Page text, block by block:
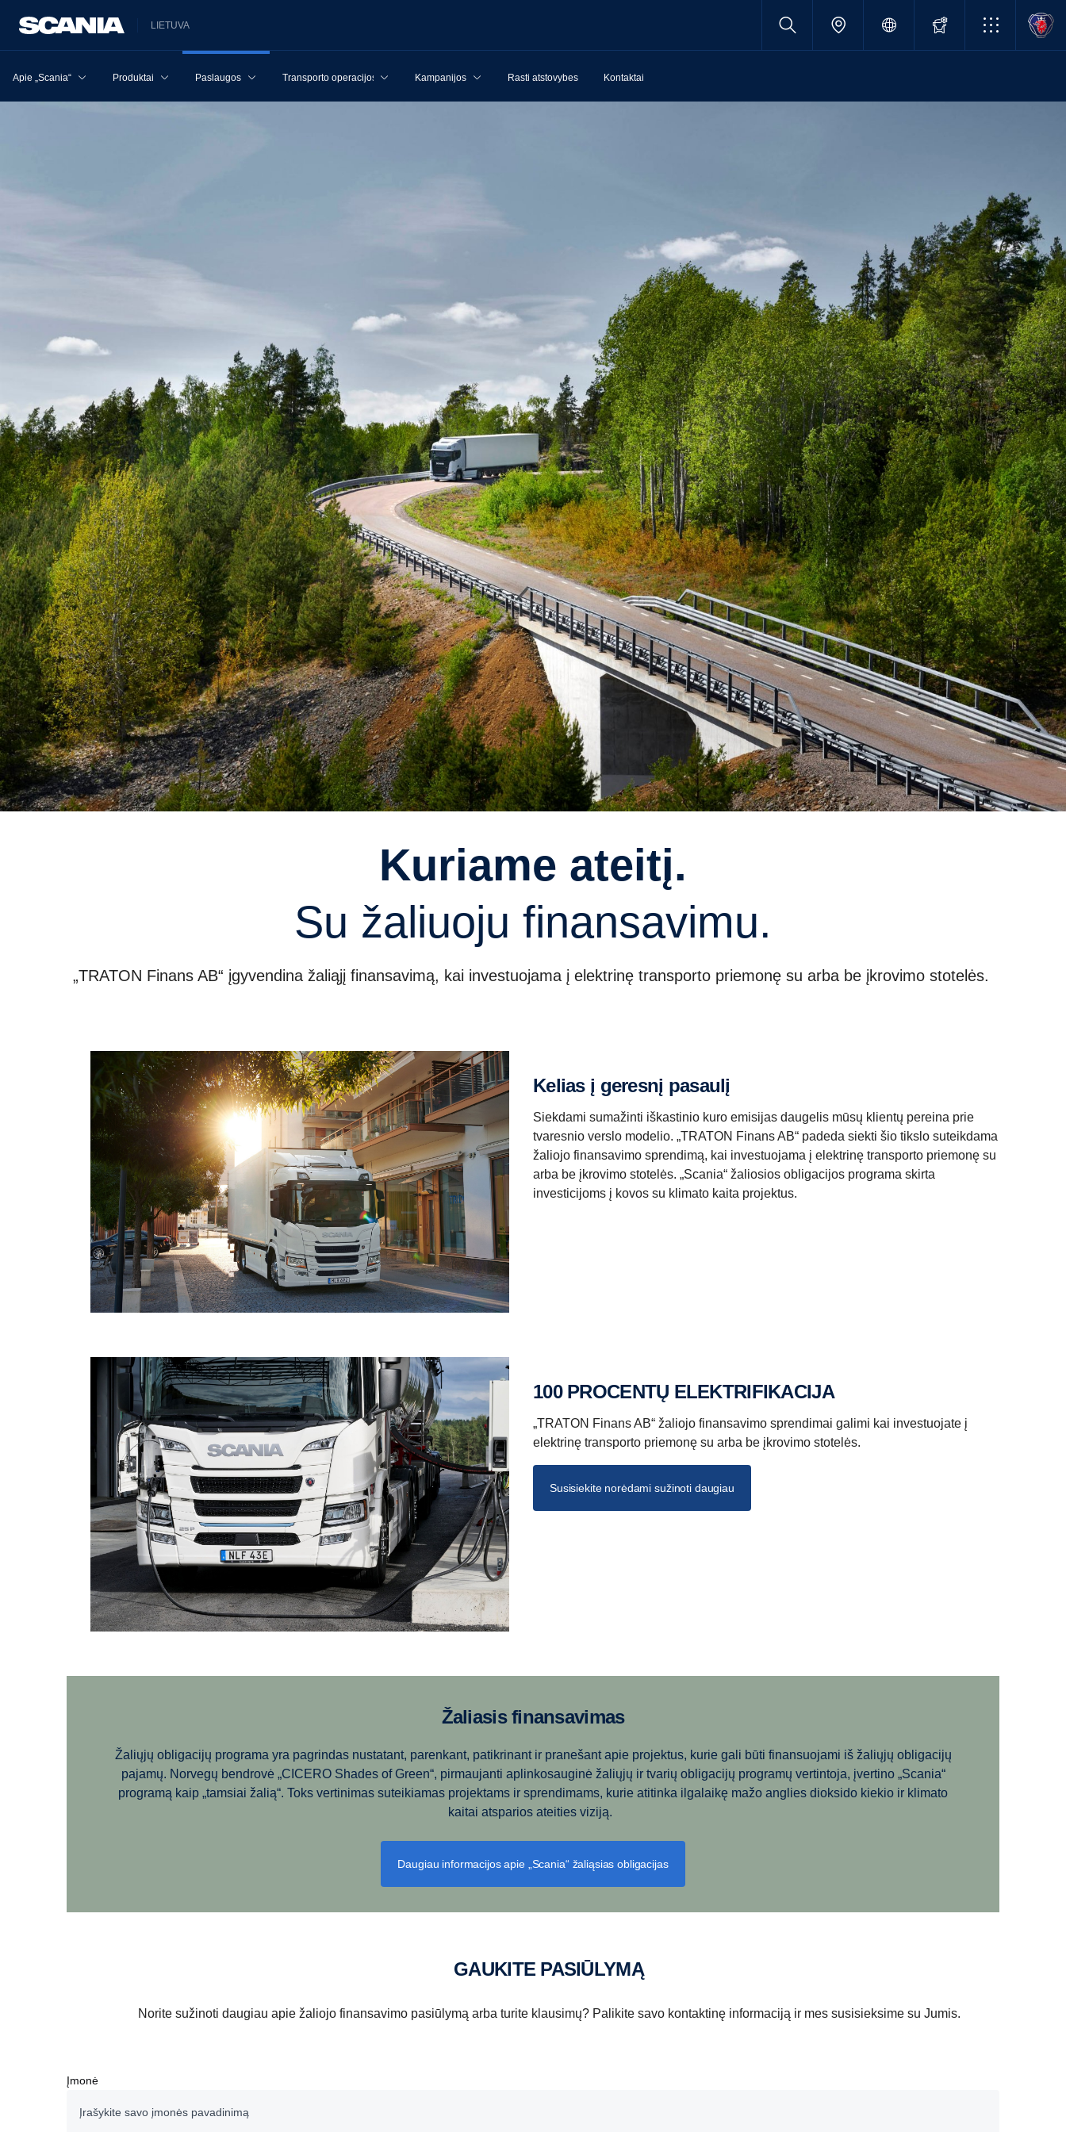
LIETUVA
Apie „Scania“ Produktai Paslaugos Transporto operacijos Kampanijos Rasti atstovybes Kontaktai
Kuriame ateitį.
Su žaliuoju finansavimu.
„TRATON Finans AB“ įgyvendina žaliąjį finansavimą, kai investuojama į elektrinę transporto priemonę su arba be įkrovimo stotelės.
Kelias į geresnį pasaulį
Siekdami sumažinti iškastinio kuro emisijas daugelis mūsų klientų pereina prie
tvaresnio verslo modelio. „TRATON Finans AB“ padeda siekti šio tikslo suteikdama
žaliojo finansavimo sprendimą, kai investuojama į elektrinę transporto priemonę su
arba be įkrovimo stotelės. „Scania“ žaliosios obligacijos programa skirta
investicijoms į kovos su klimato kaita projektus.
100 PROCENTŲ ELEKTRIFIKACIJA
„TRATON Finans AB“ žaliojo finansavimo sprendimai galimi kai investuojate į
elektrinę transporto priemonę su arba be įkrovimo stotelės.
Susisiekite norėdami sužinoti daugiau
Žaliasis finansavimas
Žaliųjų obligacijų programa yra pagrindas nustatant, parenkant, patikrinant ir pranešant apie projektus, kurie gali būti finansuojami iš žaliųjų obligacijų
pajamų. Norvegų bendrovė „CICERO Shades of Green“, pirmaujanti aplinkosauginė žaliųjų ir tvarių obligacijų programų vertintoja, įvertino „Scania“
programą kaip „tamsiai žalią“. Toks vertinimas suteikiamas projektams ir sprendimams, kurie atitinka ilgalaikę mažo anglies dioksido kiekio ir klimato
kaitai atsparios ateities viziją.
Daugiau informacijos apie „Scania“ žaliąsias obligacijas
GAUKITE PASIŪLYMĄ
Norite sužinoti daugiau apie žaliojo finansavimo pasiūlymą arba turite klausimų? Palikite savo kontaktinę informaciją ir mes susisieksime su Jumis.
Įmonė